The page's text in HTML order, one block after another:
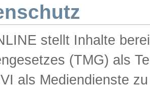
stellt Inhalte
(TMG) als
als Mediendienste